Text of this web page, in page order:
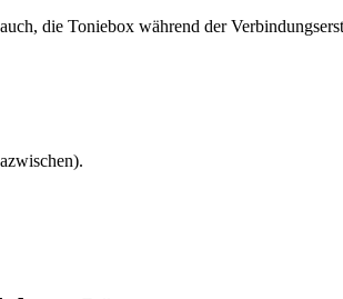
die Toniebox während der